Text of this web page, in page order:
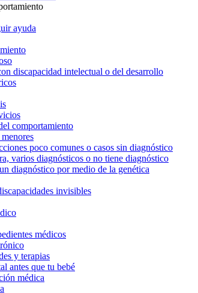
ayuda
discapacidad intelectual o del desarrollo
comportamiento
poco comunes o casos sin diagnóstico
varios diagnósticos o no tiene diagnóstico
diagnóstico por medio de la genética
invisibles
médicos
y terapias
antes que tu bebé
médica